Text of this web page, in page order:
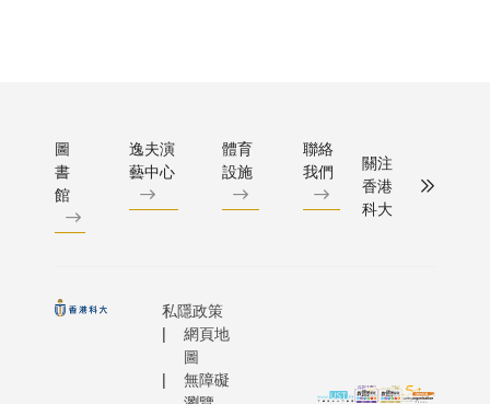
圖
書
館
逸夫演
藝中心
體育
設施
聯絡
我們
關注
香港
科大
私隱政策
網頁地
圖
無障礙